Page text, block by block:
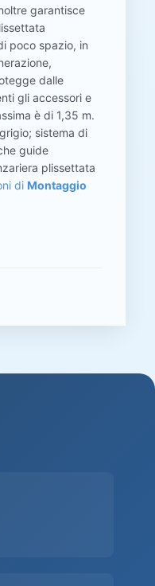
garantisce
poco spazio, in
dalle
gli accessori e
è di 1,35 m.
sistema di
guide
plissettata
di Montaggio